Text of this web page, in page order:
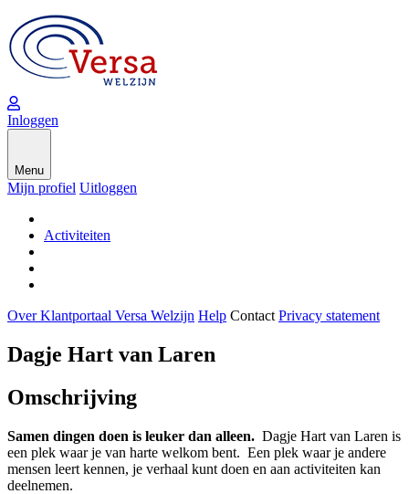
Inloggen
Menu
Mijn profiel Uitloggen
Activiteiten
Over Klantportaal Versa Welzijn Help Contact Privacy statement
Dagje Hart van Laren
Omschrijving
Samen dingen doen is leuker dan alleen. Dagje Hart van Laren is
een plek waar je van harte welkom bent. Een plek waar je andere
mensen leert kennen, je verhaal kunt doen en aan activiteiten kan
deelnemen.